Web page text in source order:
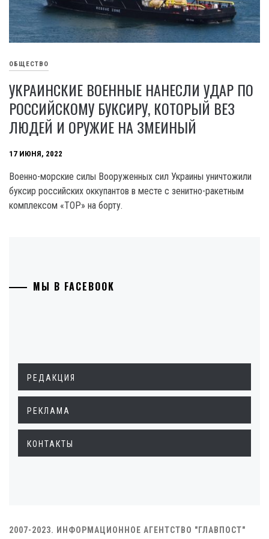
ОБЩЕСТВО
УКРАИНСКИЕ ВОЕННЫЕ НАНЕСЛИ УДАР ПО
РОССИЙСКОМУ БУКСИРУ, КОТОРЫЙ ВЕЗ
ЛЮДЕЙ И ОРУЖИЕ НА ЗМЕИНЫЙ
17 ИЮНЯ, 2022
Военно-морские силы Вооруженных сил Украины уничтожили
буксир российских оккупантов в месте с зенитно-ракетным
комплексом «ТОР» на борту.
МЫ В FACEBOOK
РЕДАКЦИЯ
РЕКЛАМА
КОНТАКТЫ
2007-2023. ИНФОРМАЦИОННОЕ АГЕНТСТВО "ГЛАВПОСТ"